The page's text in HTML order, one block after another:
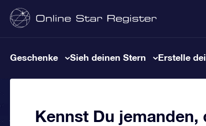
Geschenke Sieh deinen Stern Erstelle
Kennst Du